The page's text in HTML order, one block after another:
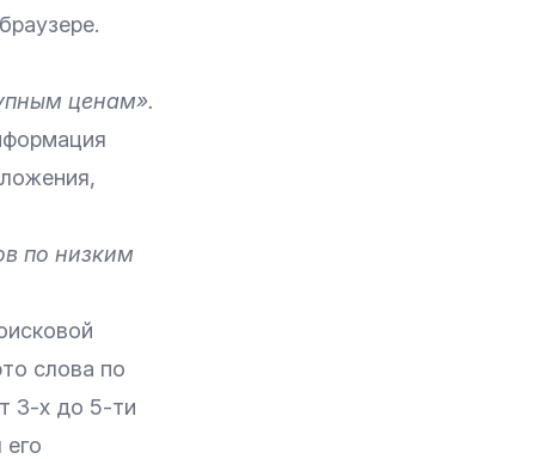
ценам».
по низким
слова по
3-х до 5-ти